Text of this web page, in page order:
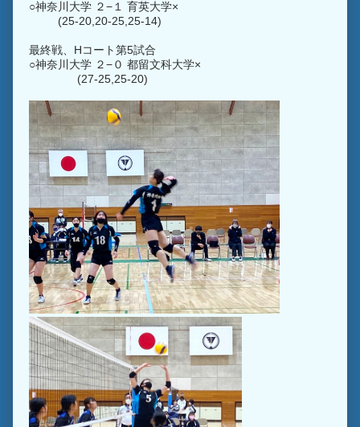
○神奈川大学 ２−１ 育英大学×
(25-20,20-25,25-14)
最終戦、Hコート第5試合
○神奈川大学 ２−０ 都留文科大学×
(27-25,25-20)